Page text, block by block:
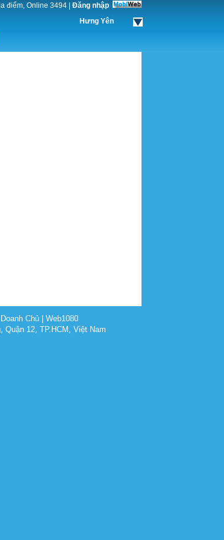
điểm, Online 3494
Đăng nhập
Hưng Yên
Doanh Chủ
Web1080
Quận 12, TP.HCM, Việt Nam